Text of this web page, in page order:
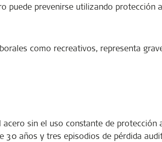
puede prevenirse utilizando protección
como recreativos, representa
sin el uso constante de protección
30 años y tres episodios de pérdida